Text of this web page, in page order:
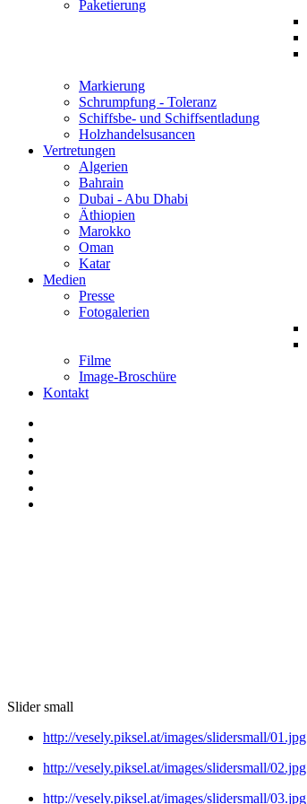
Paketierung
Markierung
Schrumpfung - Toleranz
Schiffsbe- und Schiffsentladung
Holzhandelsusancen
Vertretungen
Algerien
Bahrain
Dubai - Abu Dhabi
Äthiopien
Marokko
Oman
Katar
Medien
Presse
Fotogalerien
Filme
Image-Broschüre
Kontakt
Slider small
http://vesely.piksel.at/images/slidersmall/01.jpg
http://vesely.piksel.at/images/slidersmall/02.jpg
http://vesely.piksel.at/images/slidersmall/03.jpg